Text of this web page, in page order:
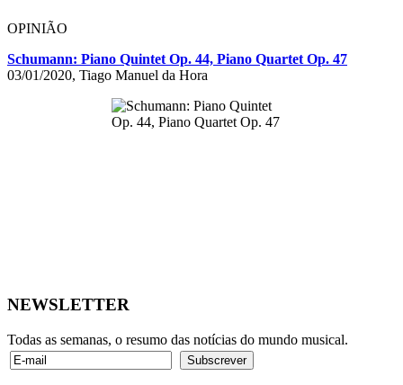
OPINIÃO
Schumann: Piano Quintet Op. 44, Piano Quartet Op. 47
03/01/2020, Tiago Manuel da Hora
NEWSLETTER
Todas as semanas, o resumo das notícias do mundo musical.